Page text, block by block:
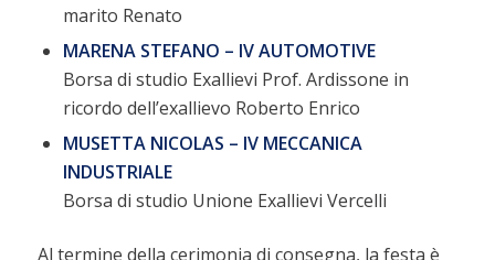
marito Renato
MARENA STEFANO – IV AUTOMOTIVE
Borsa di studio Exallievi Prof. Ardissone in
ricordo dell’exallievo Roberto Enrico
MUSETTA NICOLAS – IV MECCANICA
INDUSTRIALE
Borsa di studio Unione Exallievi Vercelli
Al termine della cerimonia di consegna, la festa è